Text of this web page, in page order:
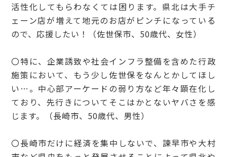
活性化してもらわなくては困ります。県北は大手チ
ェーン店が増えて地元のお店がピンチになっている
ので、応援したい！（佐世保市、50歳代、女性）
〇特に、企業誘致や社会インフラ整備を含めた行政
施策において、もう少し佐世保をなんとかしてほし
い…。中心部アーケードの弱り方など年々顕在化し
ており、先行きについてそこはかとないヤバさを感
じます。（長崎市、50歳代、男性）
〇長崎市だけに経済を集中しないで、諫早市や大村